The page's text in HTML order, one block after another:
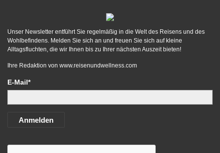
Unser Newsletter entführt Sie regelmäßig in die Welt des Reisens und des
Wohlbefindens. Melden Sie sich an und freuen Sie sich auf kleine
Alltagsfluchten, die wir Ihnen bis zu Ihrer nächsten Auszeit bieten!
Ihre Redaktion von www.reisenundwellness.com
E-Mail*
Anmelden